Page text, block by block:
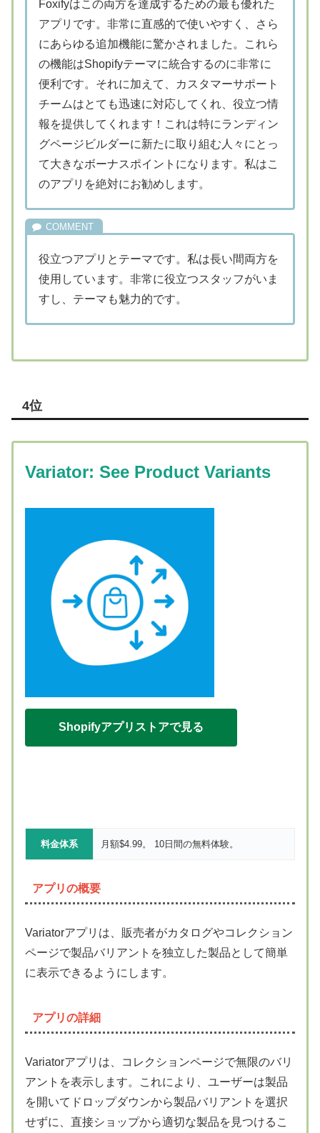
Foxifyはこの両方を達成するための最も優れた
アプリです。非常に直感的で使いやすく、さら
にあらゆる追加機能に驚かされました。これら
の機能はShopifyテーマに統合するのに非常に
便利です。それに加えて、カスタマーサポート
チームはとても迅速に対応してくれ、役立つ情
報を提供してくれます！これは特にランディン
グページビルダーに新たに取り組む人々にとっ
て大きなボーナスポイントになります。私はこ
のアプリを絶対にお勧めします。
役立つアプリとテーマです。私は長い間両方を
使用しています。非常に役立つスタッフがいま
すし、テーマも魅力的です。
4位
Variator: See Product Variants
Shopifyアプリストアで見る
料金体系 月額$4.99。 10日間の無料体験。
アプリの概要
Variatorアプリは、販売者がカタログやコレクション
ページで製品バリアントを独立した製品として簡単
に表示できるようにします。
アプリの詳細
Variatorアプリは、コレクションページで無限のバリ
アントを表示します。これにより、ユーザーは製品
を開いてドロップダウンから製品バリアントを選択
せずに、直接ショップから適切な製品を見つけるこ